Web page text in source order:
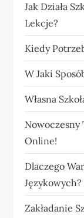
Jak Działa
Lekcje?
Kiedy
W Jaki
Własna
Nowoczesny
Online!
Dlaczego
Językowych?
Zakładanie